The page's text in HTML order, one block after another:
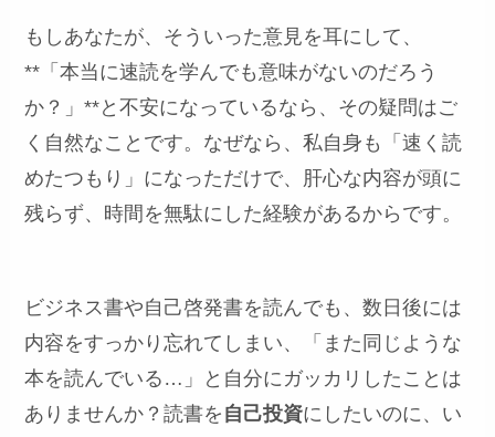
もしあなたが、そういった意見を耳にして、
**「本当に速読を学んでも意味がないのだろう
か？」**と不安になっているなら、その疑問はご
く自然なことです。なぜなら、私自身も「速く読
めたつもり」になっただけで、肝心な内容が頭に
残らず、時間を無駄にした経験があるからです。
ビジネス書や自己啓発書を読んでも、数日後には
内容をすっかり忘れてしまい、「また同じような
本を読んでいる…」と自分にガッカリしたことは
ありませんか？読書を 自己投資にしたいのに、い